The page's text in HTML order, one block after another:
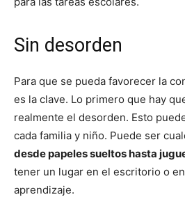
Sin desorden
Para que se pueda favorecer la
es la clave. Lo primero que hay
realmente el desorden. Esto
cada familia y niño. Puede ser
desde papeles sueltos hasta
tener un lugar en el escritorio o
aprendizaje.